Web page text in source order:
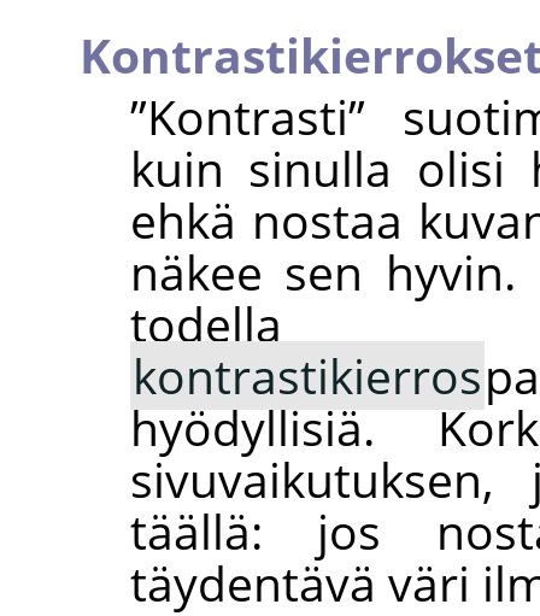
”Kontrasti”
kuin sinulla olisi
ehkä nostaa
näkee sen hyvin.
todella
kontrastikierros
hyödyllisiä.
täällä: jos
täydentävä väri